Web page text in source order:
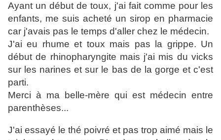
Ayant un début de toux, j'ai fait comme pour les
enfants, me suis acheté un sirop en pharmacie
car j'avais pas le temps d'aller chez le médecin.
J'ai eu rhume et toux mais pas la grippe. Un
début de rhinopharyngite mais j'ai mis du vicks
sur les narines et sur le bas de la gorge et c'est
parti.
Merci à ma belle-mère qui est médecin entre
parenthèses...
J'ai essayé le thé poivré et pas trop aimé mais le